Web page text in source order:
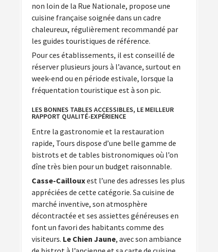
non loin de la Rue Nationale, propose une
cuisine française soignée dans un cadre
chaleureux, régulièrement recommandé par
les guides touristiques de référence.
Pour ces établissements, il est conseillé de
réserver plusieurs jours à l’avance, surtout en
week-end ou en période estivale, lorsque la
fréquentation touristique est à son pic.
LES BONNES TABLES ACCESSIBLES, LE MEILLEUR
RAPPORT QUALITÉ-EXPÉRIENCE
Entre la gastronomie et la restauration
rapide, Tours dispose d’une belle gamme de
bistrots et de tables bistronomiques où l’on
dîne très bien pour un budget raisonnable.
Casse-Caillouxest l’une des adresses les plus
appréciées de cette catégorie. Sa cuisine de
marché inventive, son atmosphère
décontractée et ses assiettes généreuses en
font un favori des habitants comme des
visiteurs. Le Chien Jaune, avec son ambiance